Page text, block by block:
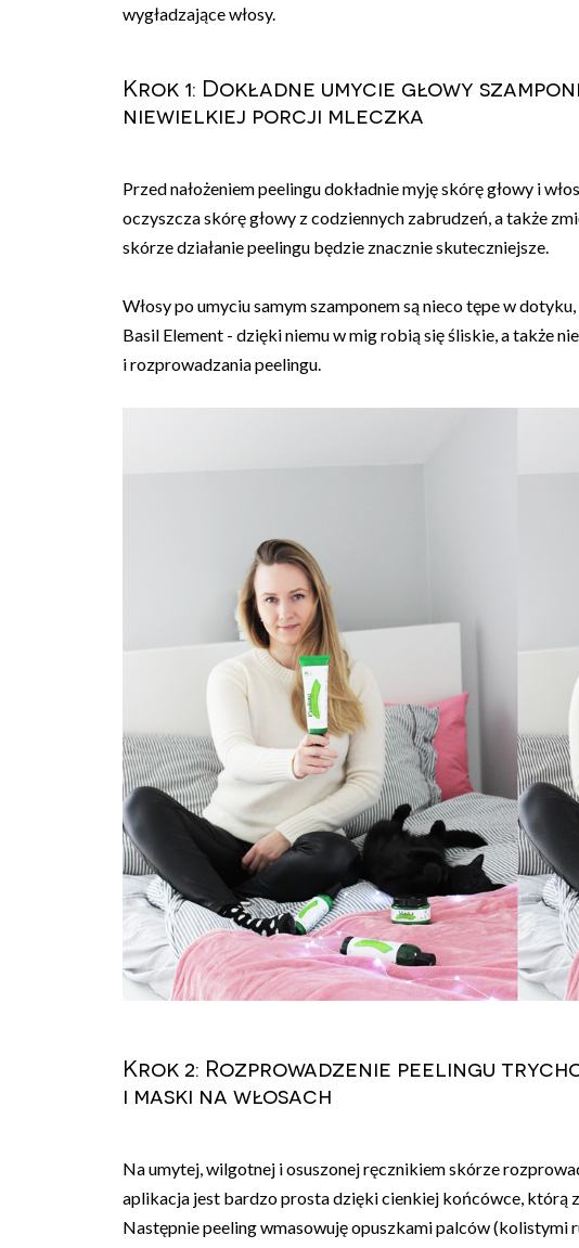
wygładzające włosy.
Krok 1: Dokładne umycie głowy
niewielkiej porcji mleczka
Przed nałożeniem peelingu dokładnie myję skórę głowy i
oczyszcza skórę głowy z codziennych zabrudzeń, a także
skórze działanie peelingu będzie znacznie skuteczniejsze.
Włosy po umyciu samym szamponem są nieco tępe w
Basil Element - dzięki niemu w mig robią się śliskie, a także
i rozprowadzania peelingu.
Krok 2: Rozprowadzenie peelingu
i maski na włosach
Na umytej, wilgotnej i osuszonej ręcznikiem skórze
aplikacja jest bardzo prosta dzięki cienkiej końcówce, którą
Następnie peeling wmasowuję opuszkami palców (kolistymi